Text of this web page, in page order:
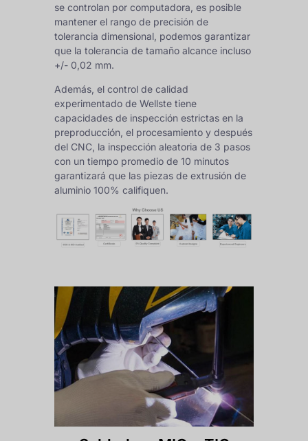
se controlan por computadora, es posible
mantener el rango de precisión de
tolerancia dimensional, podemos garantizar
que la tolerancia de tamaño alcance incluso
+/- 0,02 mm.
Además, el control de calidad
experimentado de Wellste tiene
capacidades de inspección estrictas en la
preproducción, el procesamiento y después
del CNC, la inspección aleatoria de 3 pasos
con un tiempo promedio de 10 minutos
garantizará que las piezas de extrusión de
aluminio 100% califiquen.